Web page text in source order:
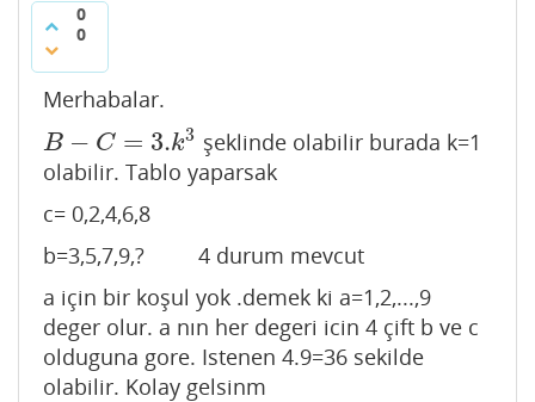
0
0
Merhabalar.
B − C = 3.k3
B− C= 3.k 3
şeklinde olabilir burada k=1
olabilir. Tablo yaparsak
c= 0,2,4,6,8
b=3,5,7,9,? 4 durum mevcut
a için bir koşul yok .demek ki a=1,2,...,9
deger olur. a nın her degeri icin 4 çift b ve c
olduguna gore. Istenen 4.9=36 sekilde
olabilir. Kolay gelsinm